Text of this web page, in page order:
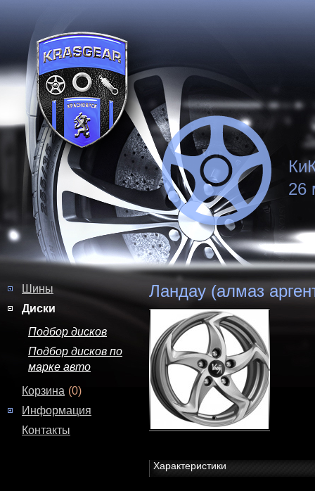
26
Шины
Диски
Подбор дисков
Подбор дисков по
марке авто
Корзина (0)
Информация
Контакты
Ландау (алмаз
Характеристики